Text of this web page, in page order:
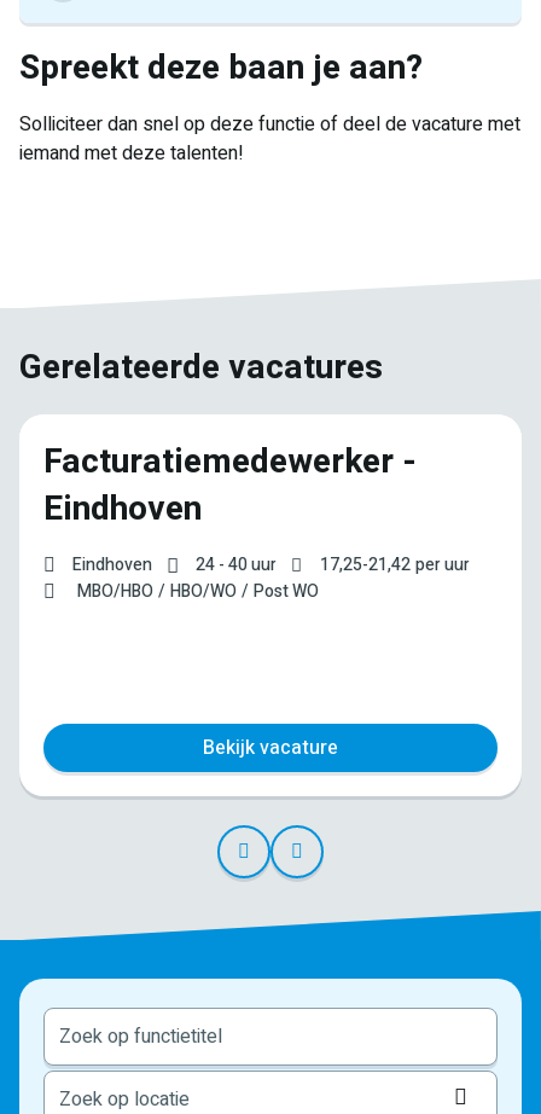
Spreekt deze baan je aan?
Solliciteer dan snel op deze functie of deel de vacature met
iemand met deze talenten!
Gerelateerde vacatures
Facturatiemedewerker -
Eindhoven
Eindhoven 24 - 40 uur 17,25-21,42per uur
MBO/HBO
HBO/WO Post WO
Bekijk vacature